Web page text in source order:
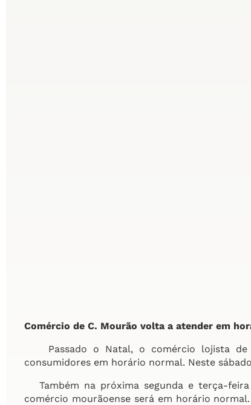
Comércio de C. Mourão volta a atender em
Passado o Natal, o comércio lojista de
consumidores em horário normal. Neste
Também na próxima segunda e terça-
comércio mourãoense será em horário